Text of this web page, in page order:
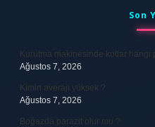
Son
Kurutma makinesinde kotlar hangi
Ağustos 7, 2026
Kimin averajı yüksek ?
Ağustos 7, 2026
Boğazda parazit olur mu ?